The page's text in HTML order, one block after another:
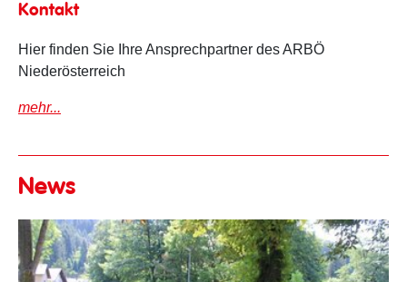
Kontakt
Hier finden Sie Ihre Ansprechpartner des ARBÖ
Niederösterreich
mehr...
News